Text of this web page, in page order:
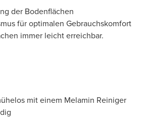
der Bodenflächen
für optimalen Gebrauchskomfort
immer leicht erreichbar.
mit einem Melamin Reiniger